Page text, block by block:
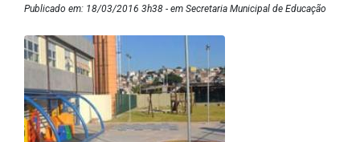
Publicado em: 18/03/2016 3h38 - em Secretaria Municipal de Educação